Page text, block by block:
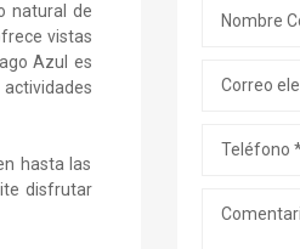
natural de
vistas
Azul es
hasta las
disfrutar